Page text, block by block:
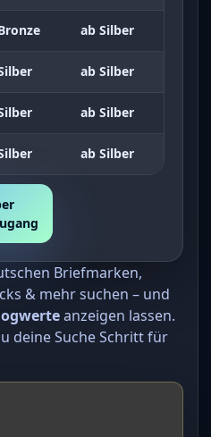
ab Silber
ab Silber
ab Silber
ab Silber
Briefmarken,
& mehr suchen – und
anzeigen lassen.
deine Suche Schritt für